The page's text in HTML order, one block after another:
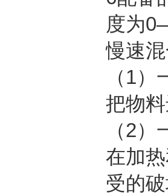
度为
慢速
（1
把物
（2
在加
受的